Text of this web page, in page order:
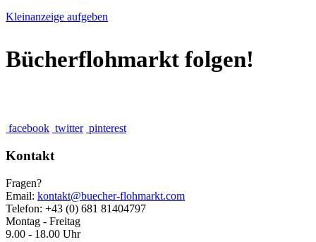
Kleinanzeige aufgeben
Bücherflohmarkt folgen!
facebook twitter pinterest
Kontakt
Fragen?
Email: kontakt@buecher-flohmarkt.com
Telefon: +43 (0) 681 81404797
Montag - Freitag
9.00 - 18.00 Uhr